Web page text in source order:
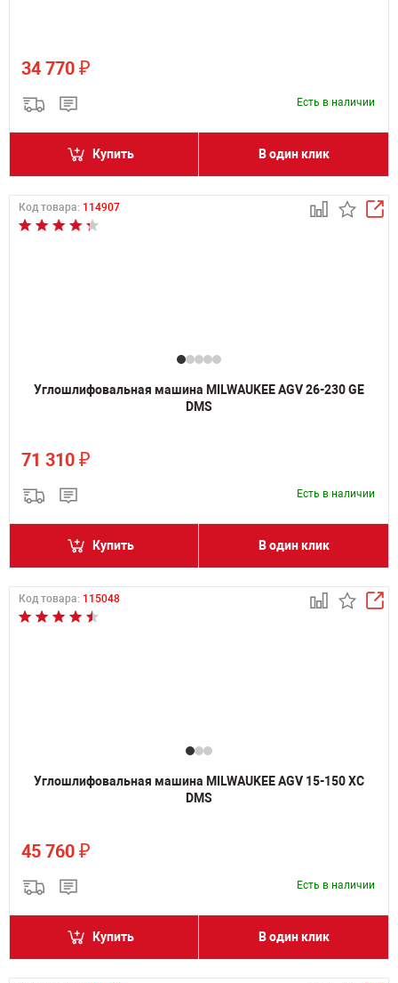
34 770 ₽
Есть в наличии
Купить В один клик
Код товара: 114907
Углошлифовальная машина MILWAUKEE AGV 26-230 GE
DMS
71 310 ₽
Есть в наличии
Купить В один клик
Код товара: 115048
Углошлифовальная машина MILWAUKEE AGV 15-150 XC
DMS
45 760 ₽
Есть в наличии
Купить В один клик